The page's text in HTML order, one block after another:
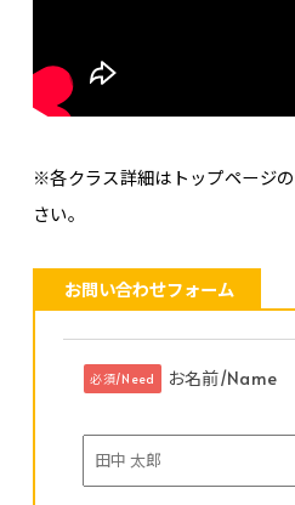
※各クラス詳細はトップページ
さい。
お問い合わせフォーム
必須/Need お名前/Name